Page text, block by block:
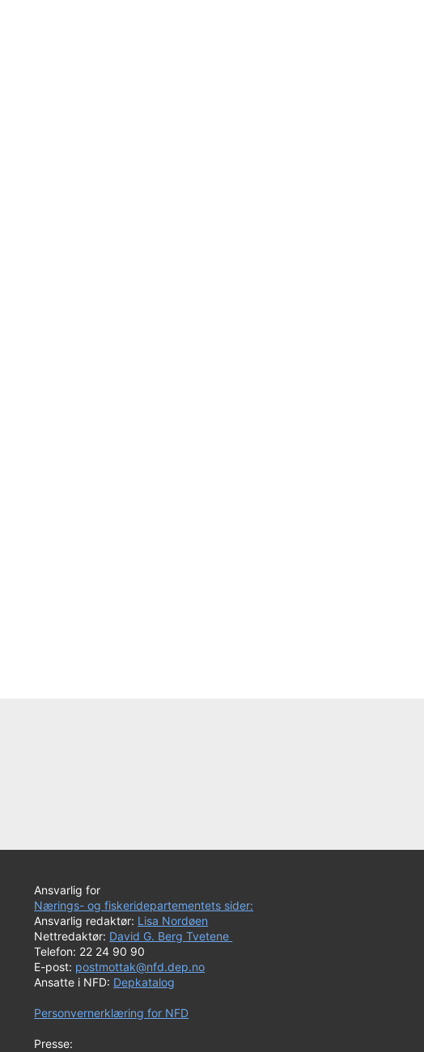
Ansvarlig for
Nærings- og fiskeridepartementets sider:
Ansvarlig redaktør: Lisa Nordøen
Nettredaktør: David G. Berg Tvetene
Telefon: 22 24 90 90
E-post: postmottak@nfd.dep.no
Ansatte i NFD: Depkatalog
Personvernerklæring for NFD
Presse: